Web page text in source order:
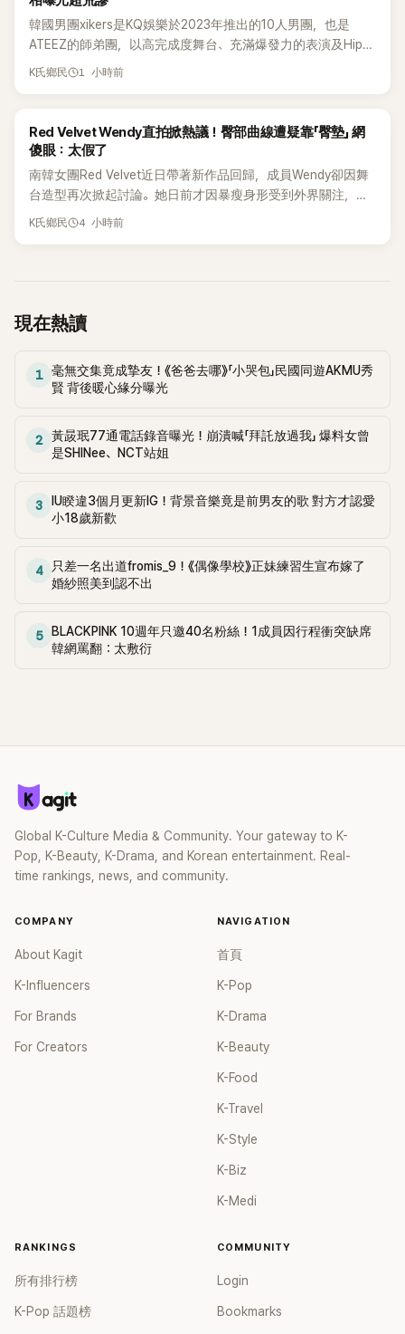
韓國男團xikers是KQ娛樂於2023年推出的10人男團，也是
ATEEZ的師弟團，以高完成度舞台、充滿爆發力的表演及Hip-
Hop風格聞名，出道後迅速累積大批海內外粉絲，近年也陸續
K氏鄉民 1 小時前
K-POP
Red Velvet Wendy直拍掀熱議！臀部曲線遭疑靠「臀墊」 網
傻眼：太假了
南韓女團Red Velvet近日帶著新作品回歸，成員Wendy卻因舞
台造型再次掀起討論。她日前才因暴瘦身形受到外界關注，又
被質疑在舞台上使用臀墊，如今最新打歌舞台曝光後，再度因
K氏鄉民 4 小時前
現在熱讀
1
毫無交集竟成摯友！《爸爸去哪》「小哭包」民國同遊AKMU秀
賢 背後暖心緣分曝光
2
黃晸珉77通電話錄音曝光！崩潰喊「拜託放過我」 爆料女曾
是SHINee、NCT站姐
3
IU睽違3個月更新IG！背景音樂竟是前男友的歌 對方才認愛
小18歲新歡
4
只差一名出道fromis_9！《偶像學校》正妹練習生宣布嫁了
婚紗照美到認不出
5
BLACKPINK 10週年只邀40名粉絲！1成員因行程衝突缺席
韓網罵翻：太敷衍
Global K-Culture Media & Community. Your gateway to K-
Pop, K-Beauty, K-Drama, and Korean entertainment. Real-
time rankings, news, and community.
COMPANY
About Kagit
K-Influencers
For Brands
For Creators
NAVIGATION
首頁
K-Pop
K-Drama
K-Beauty
K-Food
K-Travel
K-Style
K-Biz
K-Medi
RANKINGS
所有排行榜
K-Pop 話題榜
COMMUNITY
Login
Bookmarks